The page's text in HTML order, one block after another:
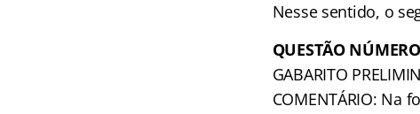
Nesse sentido, o
QUESTÃO
GABARITO
COMENTÁRIO: Na